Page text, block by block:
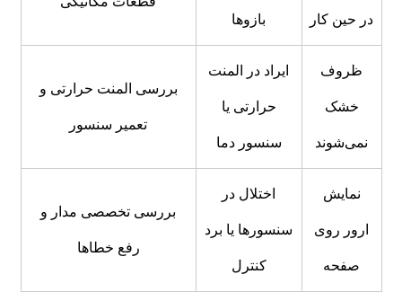
در حین کار بازوها
ظروف
خشک
نمی‌شوند
ایراد در المنت
حرارتی یا
سنسور دما
بررسی المنت حرارتی و
تعمیر سنسور
نمایش
ارور روی
صفحه
اختلال در
سنسورها یا برد
کنترل
بررسی تخصصی مدار و
رفع خطاها